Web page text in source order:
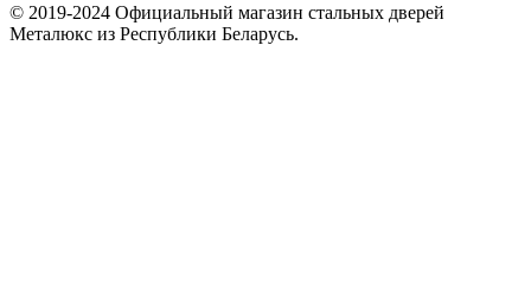
© 2019-2024 Официальный магазин стальных дверей
Металюкс из Республики Беларусь.